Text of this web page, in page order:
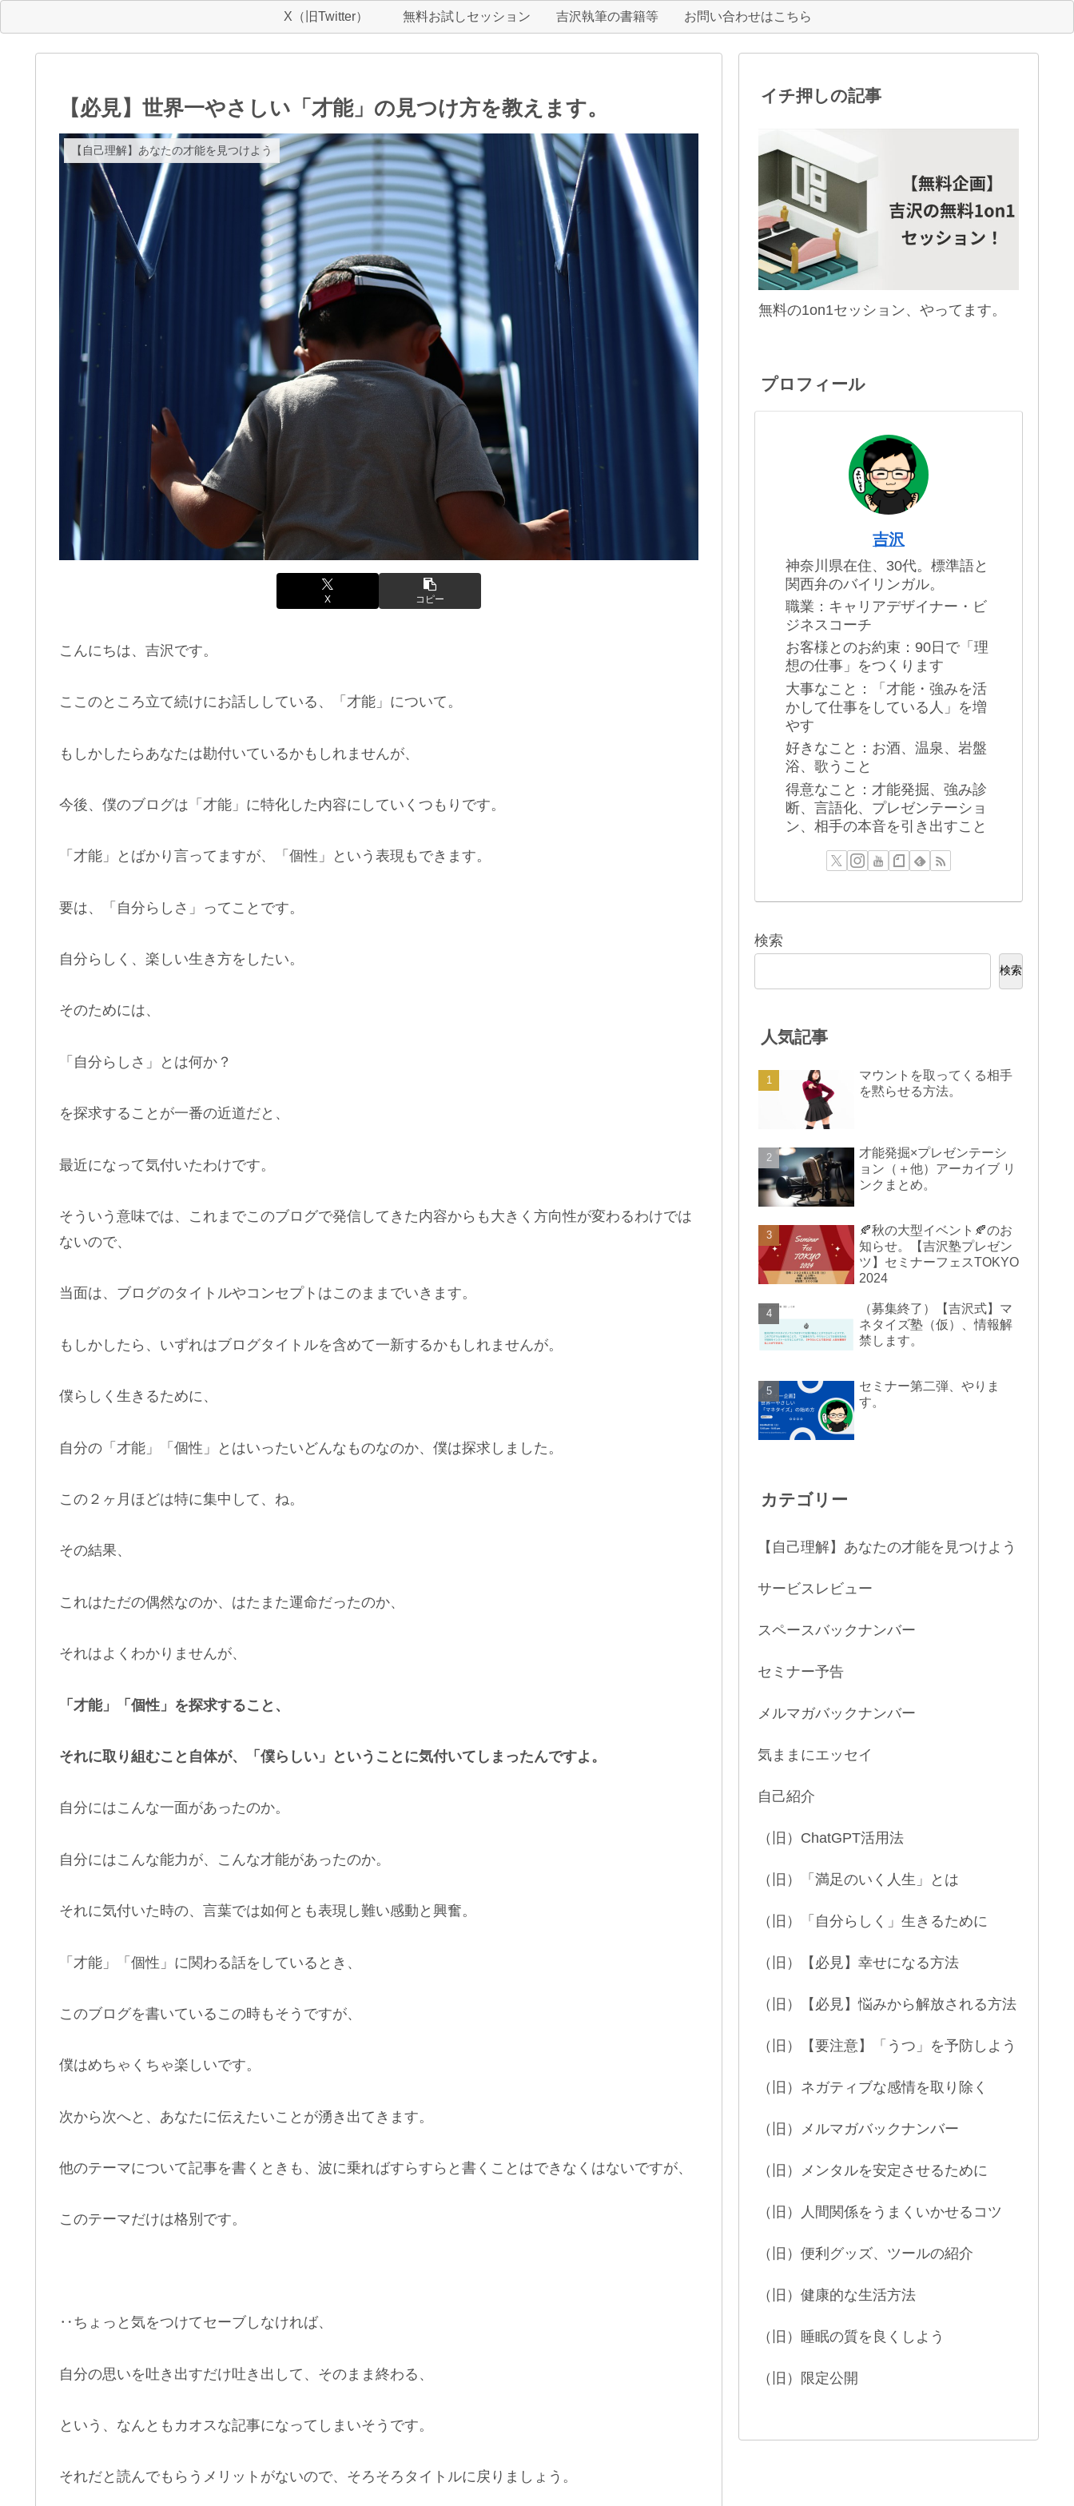
X（旧Twitter） 無料お試しセッション 吉沢執筆の書籍等 お問い合わせはこちら
【必見】世界一やさしい「才能」の見つけ方を教えます。
【自己理解】あなたの才能を見つけよう
X コピー
こんにちは、吉沢です。
ここのところ立て続けにお話ししている、「才能」について。
もしかしたらあなたは勘付いているかもしれませんが、
今後、僕のブログは「才能」に特化した内容にしていくつもりです。
「才能」とばかり言ってますが、「個性」という表現もできます。
要は、「自分らしさ」ってことです。
自分らしく、楽しい生き方をしたい。
そのためには、
「自分らしさ」とは何か？
を探求することが一番の近道だと、
最近になって気付いたわけです。
そういう意味では、これまでこのブログで発信してきた内容からも大きく方向性が変わるわけでは
ないので、
当面は、ブログのタイトルやコンセプトはこのままでいきます。
もしかしたら、いずれはブログタイトルを含めて一新するかもしれませんが。
僕らしく生きるために、
自分の「才能」「個性」とはいったいどんなものなのか、僕は探求しました。
この２ヶ月ほどは特に集中して、ね。
その結果、
これはただの偶然なのか、はたまた運命だったのか、
それはよくわかりませんが、
「才能」「個性」を探求すること、
それに取り組むこと自体が、「僕らしい」ということに気付いてしまったんですよ。
自分にはこんな一面があったのか。
自分にはこんな能力が、こんな才能があったのか。
それに気付いた時の、言葉では如何とも表現し難い感動と興奮。
「才能」「個性」に関わる話をしているとき、
このブログを書いているこの時もそうですが、
僕はめちゃくちゃ楽しいです。
次から次へと、あなたに伝えたいことが湧き出てきます。
他のテーマについて記事を書くときも、波に乗ればすらすらと書くことはできなくはないですが、
このテーマだけは格別です。
‥ちょっと気をつけてセーブしなければ、
自分の思いを吐き出すだけ吐き出して、そのまま終わる、
という、なんともカオスな記事になってしまいそうです。
それだと読んでもらうメリットがないので、そろそろタイトルに戻りましょう。
イチ押しの記事
無料の1on1セッション、やってます。
プロフィール
吉沢
神奈川県在住、30代。標準語と
関西弁のバイリンガル。
職業：キャリアデザイナー・ビ
ジネスコーチ
お客様とのお約束：90日で「理
想の仕事」をつくります
大事なこと：「才能・強みを活
かして仕事をしている人」を増
やす
好きなこと：お酒、温泉、岩盤
浴、歌うこと
得意なこと：才能発掘、強み診
断、言語化、プレゼンテーショ
ン、相手の本音を引き出すこと
検索
検索
人気記事
マウントを取ってくる相手
を黙らせる方法。
才能発掘×プレゼンテーシ
ョン（＋他）アーカイブ リ
ンクまとめ。
🍂秋の大型イベント🍂のお
知らせ。【吉沢塾プレゼン
ツ】セミナーフェスTOKYO
2024
（募集終了）【吉沢式】マ
ネタイズ塾（仮）、情報解
禁します。
セミナー第二弾、やりま
す。
カテゴリー
【自己理解】あなたの才能を見つけよう
サービスレビュー
スペースバックナンバー
セミナー予告
メルマガバックナンバー
気ままにエッセイ
自己紹介
（旧）ChatGPT活用法
（旧）「満足のいく人生」とは
（旧）「自分らしく」生きるために
（旧）【必見】幸せになる方法
（旧）【必見】悩みから解放される方法
（旧）【要注意】「うつ」を予防しよう
（旧）ネガティブな感情を取り除く
（旧）メルマガバックナンバー
（旧）メンタルを安定させるために
（旧）人間関係をうまくいかせるコツ
（旧）便利グッズ、ツールの紹介
（旧）健康的な生活方法
（旧）睡眠の質を良くしよう
（旧）限定公開